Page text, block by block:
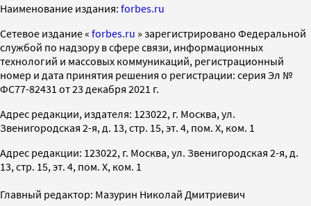
Наименование издания: forbes.ru
Cетевое издание « forbes.ru » зарегистрировано Федеральной
службой по надзору в сфере связи, информационных
технологий и массовых коммуникаций, регистрационный
номер и дата принятия решения о регистрации: серия Эл №
ФС77-82431 от 23 декабря 2021 г.
Адрес редакции, издателя: 123022, г. Москва, ул.
Звенигородская 2-я, д. 13, стр. 15, эт. 4, пом. X, ком. 1
Адрес редакции: 123022, г. Москва, ул. Звенигородская 2-я, д.
13, стр. 15, эт. 4, пом. X, ком. 1
Главный редактор: Мазурин Николай Дмитриевич